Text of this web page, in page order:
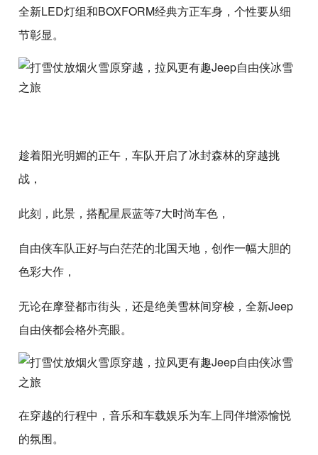
全新LED灯组和BOXFORM经典方正车身，个性要从细
节彰显。
趁着阳光明媚的正午，车队开启了冰封森林的穿越挑
战，
此刻，此景，搭配星辰蓝等7大时尚车色，
自由侠车队正好与白茫茫的北国天地，创作一幅大胆的
色彩大作，
无论在摩登都市街头，还是绝美雪林间穿梭，全新Jeep
自由侠都会格外亮眼。
在穿越的行程中，音乐和车载娱乐为车上同伴增添愉悦
的氛围。